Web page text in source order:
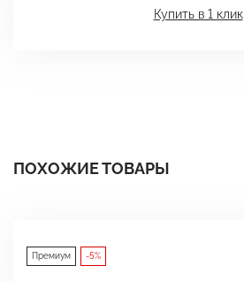
Купить в 1 клик
ПОХОЖИЕ ТОВАРЫ
Премиум -5%